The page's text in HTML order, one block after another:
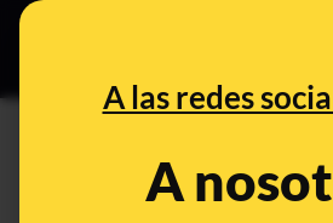
A las redes
A
¿Qué es la